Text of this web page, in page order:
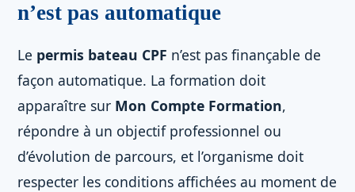
n’est pas automatique
Le permis bateau CPF n’est pas finançable de
façon automatique. La formation doit
apparaître sur Mon Compte Formation,
répondre à un objectif professionnel ou
d’évolution de parcours, et l’organisme doit
respecter les conditions affichées au moment de